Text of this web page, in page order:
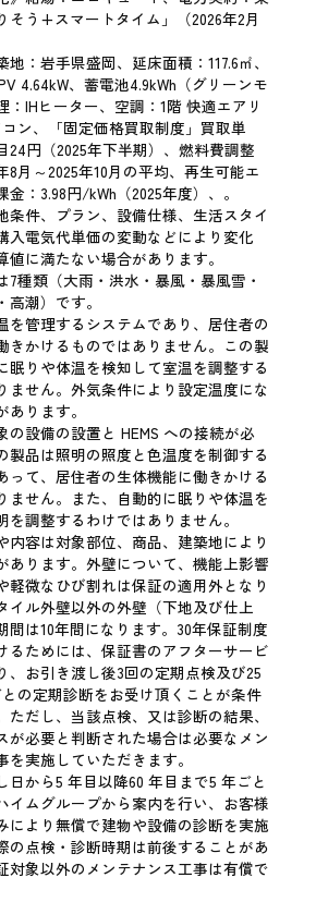
そう+スマートタイム」（2026年2月
地：岩手県盛岡、延床面積：117.6㎡、
4.64kW、蓄電池4.9kWh（グリーンモ
：IHヒーター、空調：1階 快適エアリ
ン、「固定価格買取制度」買取単
24円（2025年下半期）、燃料費調整
8月～2025年10月の平均、再生可能エ
金：3.98円/kWh（2025年度）、。
条件、プラン、設備仕様、生活スタイ
入電気代単価の変動などにより変化
値に満たない場合があります。
7種類（大雨・洪水・暴風・暴風雪・
高潮）です。
を管理するシステムであり、居住者の
きかけるものではありません。この製
眠りや体温を検知して室温を調整する
ません。外気条件により設定温度にな
あります。
の設備の設置と HEMS への接続が必
製品は照明の照度と色温度を制御する
って、居住者の生体機能に働きかける
ません。また、自動的に眠りや体温を
を調整するわけではありません。
内容は対象部位、商品、建築地により
あります。外壁について、機能上影響
軽微なひび割れは保証の適用外となり
イル外壁以外の外壁（下地及び仕上
間は10年間になります。30年保証制度
るためには、保証書のアフターサービ
、お引き渡し後3回の定期点検及び25
の定期診断をお受け頂くことが条件
ただし、当該点検、又は診断の結果、
が必要と判断された場合は必要なメン
を実施していただきます。
日から5 年目以降60 年目まで5 年ごと
イムグループから案内を行い、お客様
により無償で建物や設備の診断を実施
の点検・診断時期は前後することがあ
対象以外のメンテナンス工事は有償で